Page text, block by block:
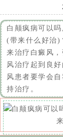
白颠疯病可以
(带来什么好治)
来治疗白癜风
风治疗起到良
风患者要学会
持治疗。